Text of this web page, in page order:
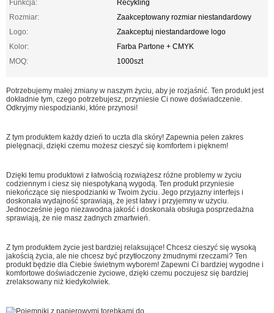
Funkcja:
Recykling
Rozmiar:
Zaakceptowany rozmiar niestandardowy
Logo:
Zaakceptuj niestandardowe logo
Kolor:
Farba Partone + CMYK
MOQ:
1000szt
Potrzebujemy małej zmiany w naszym życiu, aby je rozjaśnić. Ten produkt jest
dokładnie tym, czego potrzebujesz, przyniesie Ci nowe doświadczenie.
Odkryjmy niespodzianki, które przynosi!
Z tym produktem każdy dzień to uczta dla skóry! Zapewnia pełen zakres
pielęgnacji, dzięki czemu możesz cieszyć się komfortem i pięknem!
Dzięki temu produktowi z łatwością rozwiążesz różne problemy w życiu
codziennym i ciesz się niespotykaną wygodą. Ten produkt przyniesie
niekończące się niespodzianki w Twoim życiu. Jego przyjazny interfejs i
doskonała wydajność sprawiają, że jest łatwy i przyjemny w użyciu.
Jednocześnie jego niezawodna jakość i doskonała obsługa posprzedażna
sprawiają, że nie masz żadnych zmartwień.
Z tym produktem życie jest bardziej relaksujące! Chcesz cieszyć się wysoką
jakością życia, ale nie chcesz być przytłoczony żmudnymi rzeczami? Ten
produkt będzie dla Ciebie świetnym wyborem! Zapewni Ci bardziej wygodne i
komfortowe doświadczenie życiowe, dzięki czemu poczujesz się bardziej
zrelaksowany niż kiedykolwiek.